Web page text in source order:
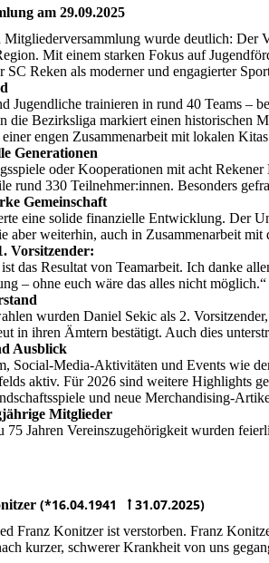
am 29.09.2025
wurde deutlich: Der
Mit einem starken Fokus auf
SC Reken als moderner und engagierter
Jugendliche trainieren in rund 40 Teams –
die Bezirksliga markiert einen historischen
engen Zusammenarbeit mit lokalen
Generationen
oder Kooperationen mit acht
rund 330 Teilnehmer:innen. Besonders
Gemeinschaft
eine solide finanzielle Entwicklung. Der
aber weiterhin, auch in Zusammenarbeit
Vorsitzender:
das Resultat von Teamarbeit. Ich danke
– ohne euch wäre das alles nicht möglich.“
wurden Daniel Sekic als 2.
in ihren Ämtern bestätigt. Auch dies
Ausblick
Social-Media-Aktivitäten und Events wie
aktiv. Für 2026 sind weitere Highlights
und neue Merchandising-
Mitglieder
75 Jahren Vereinszugehörigkeit wurden
(*16.04.1941 ꝉ 31.07.2025)
Franz Konitzer ist verstorben. Franz
kurzer, schwerer Krankheit von uns